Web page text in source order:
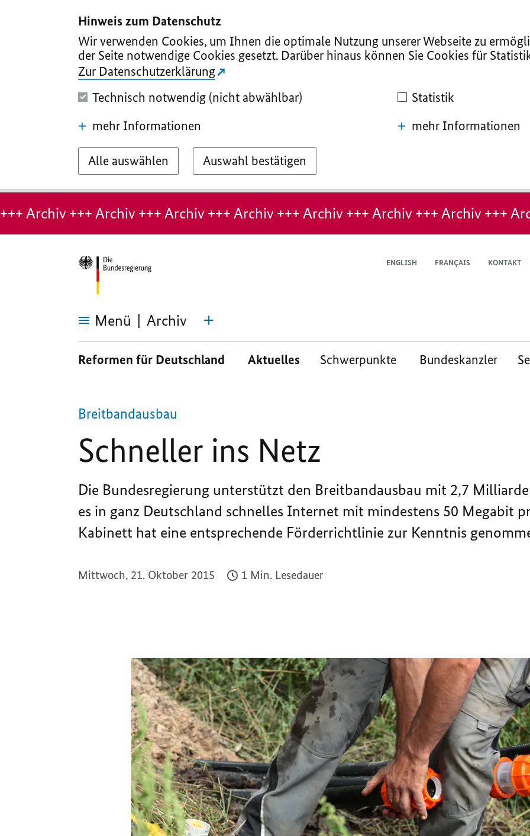
Hinweis zum Datenschutz
Wir verwenden Cookies, um Ihnen die optimale Nutzung unserer Webseite zu
der Seite notwendige Cookies gesetzt. Darüber hinaus können Sie Cookies für
Zur Datenschutzerklärung
Technisch notwendig (nicht abwählbar)
mehr Informationen
Statistik
mehr Informationen
Alle auswählen Auswahl bestätigen
Hinweis:
Seite
+++ Archiv +++ Archiv +++ Archiv +++ Archiv +++ Archiv +++ Archiv +++ Archiv +++
ENGLISH FRANÇAIS KONTAKT
Menü Archiv
Reformen für Deutschland Aktuelles Schwerpunkte Bundeskanzler
Breitbandausbau
Schneller ins Netz
Die Bundesregierung unterstützt den Breitbandausbau mit 2,7
es in ganz Deutschland schnelles Internet mit mindestens 50 Megabit
Kabinett hat eine entsprechende Förderrichtlinie zur Kenntnis
Mittwoch, 21. Oktober 2015 1 Min. Lesedauer